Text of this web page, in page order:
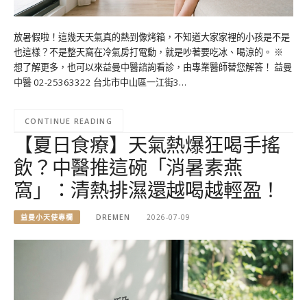
放暑假啦！這幾天天氣真的熱到像烤箱，不知道大家家裡的小孩是不是
也這樣？不是整天窩在冷氣房打電動，就是吵著要吃冰、喝涼的。 ※
想了解更多，也可以來益曼中醫諮詢看診，由專業醫師替您解答！ 益曼
中醫 02-25363322 台北市中山區一江街3…
CONTINUE READING
【夏日食療】天氣熱爆狂喝手搖
飲？中醫推這碗「消暑素燕
窩」：清熱排濕還越喝越輕盈！
益曼小天使專欄 DREMEN 2026-07-09